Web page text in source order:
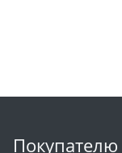
Покупателю